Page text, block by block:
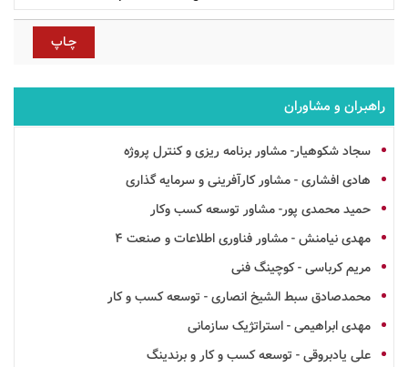
راهبران و مشاوران
سجاد شکوهیار- مشاور برنامه ریزی و کنترل پروژه
هادی افشاری - مشاور کارآفرینی و سرمایه گذاری
حمید محمدی پور- مشاور توسعه کسب وکار
مهدی نیامنش - مشاور فناوری اطلاعات و صنعت 4
مریم کرباسی - کوچینگ فنی
محمدصادق سبط الشیخ انصاری - توسعه کسب و کار
مهدی ابراهیمی - استراتژیک سازمانی
علی یادبروقی - توسعه کسب و کار و برندینگ